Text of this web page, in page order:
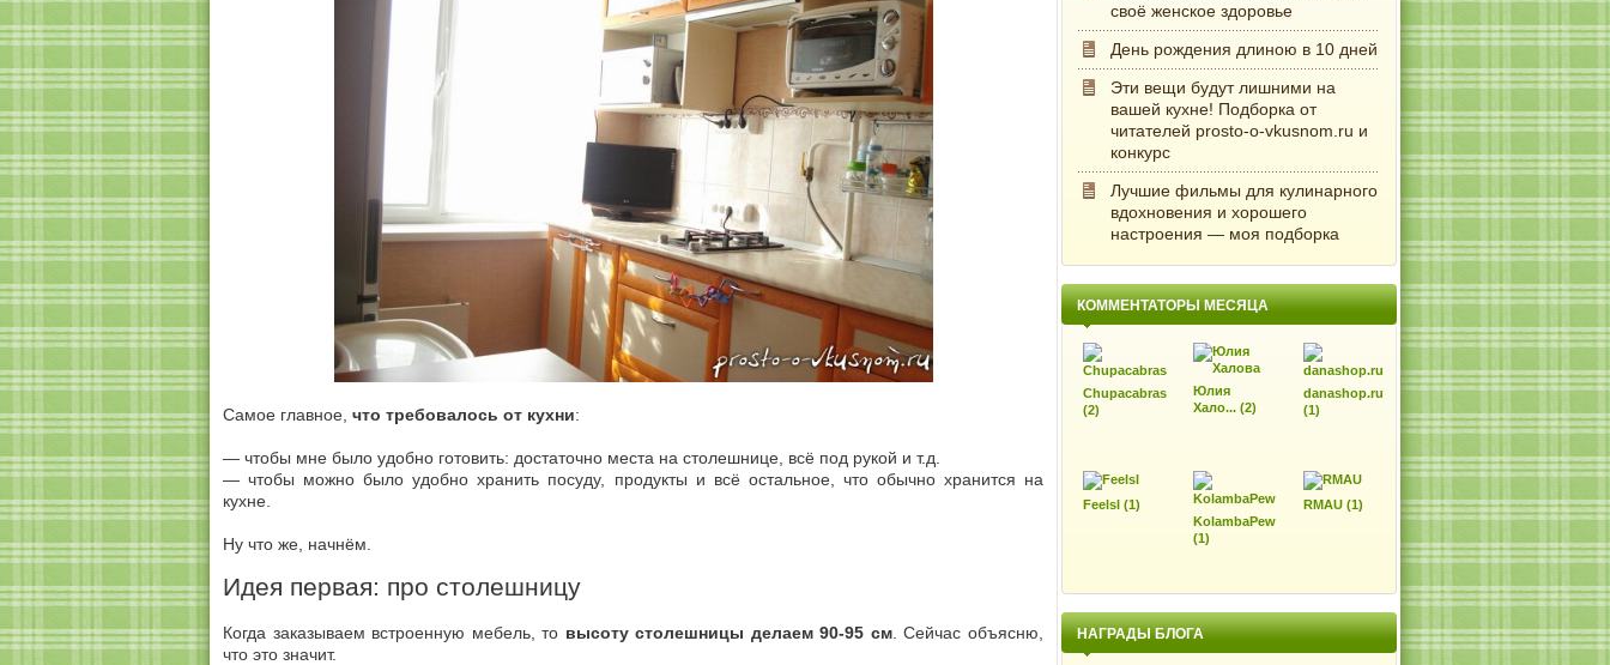
Самое главное, что требовалось от кухни:
— чтобы мне было удобно готовить: достаточно места на столешнице, всё под рукой и т.д.
— чтобы можно было удобно хранить посуду, продукты и всё остальное, что обычно хранится на
кухне.
Ну что же, начнём.
Идея первая: про столешницу
Когда заказываем встроенную мебель, то высоту столешницы делаем 90-95 см. Сейчас объясню,
что это значит.
своё женское здоровье
День рождения длиною в 10 дней
Эти вещи будут лишними на
вашей кухне! Подборка от
читателей prosto-o-vkusnom.ru и
конкурс
Лучшие фильмы для кулинарного
вдохновения и хорошего
настроения — моя подборка
КОММЕНТАТОРЫ МЕСЯЦА
Chupacabras
(2)
Юлия
Хало... (2)
danashop.ru
(1)
Feelsl (1)
KolambaPew
(1)
RMAU (1)
НАГРАДЫ БЛОГА